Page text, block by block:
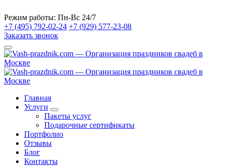
Режим работы: Пн-Вс 24/7
+7 (495) 792-02-24 +7 (929) 577-23-08
Заказать звонок
Главная
Услуги
Пакеты услуг
Подарочные сертификаты
Портфолио
Отзывы
Блог
Контакты